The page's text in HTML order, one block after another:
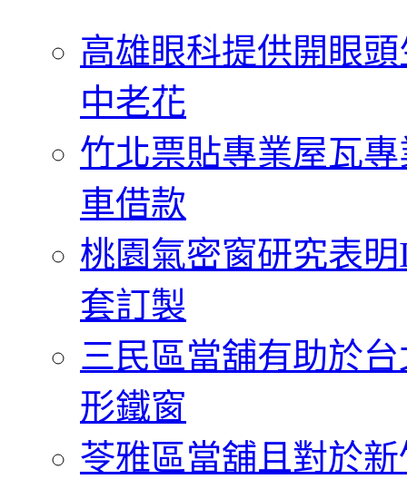
高雄眼科提供開眼
中老花
竹北票貼專業屋瓦
車借款
桃園氣密窗研究表
套訂製
三民區當舖有助於
形鐵窗
苓雅區當舖且對於